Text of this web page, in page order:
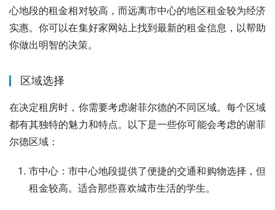
心地段的租金相对较高，而远离市中心的地区租金较为经济
实惠。你可以在集好家网站上找到最新的租金信息，以帮助
你做出明智的决策。
区域选择
在决定租房时，你需要考虑谢菲尔德的不同区域。每个区域
都有其独特的魅力和特点。以下是一些你可能会考虑的谢菲
尔德区域：
市中心：市中心地段提供了便捷的交通和购物选择，但
租金较高。适合那些喜欢城市生活的学生。